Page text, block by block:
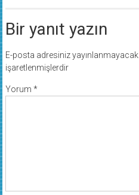
Bir yanıt yazın
E-posta adresiniz yayınlanmayacak.
işaretlenmişlerdir
Yorum *